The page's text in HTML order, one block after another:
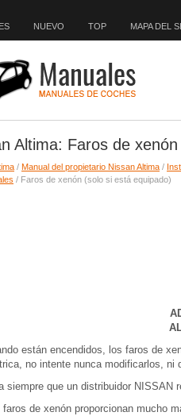
NUEVO TOP MAPA DEL
Altima: Faros de
/ Manual del propietario Nissan Altima /
/ Faros de xenón (solo si está equipado)
están encendidos, los faros de
no intente nunca modificarlos, ni
siempre que un distribuidor NISSAN
faros de xenón proporcionan mucho